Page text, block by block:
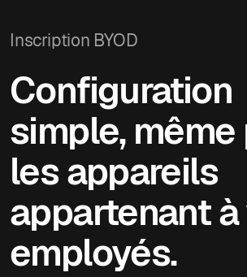
Inscription BYOD
Configuration
simple, même
les appareils
appartenant à
employés.